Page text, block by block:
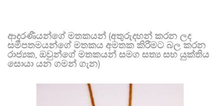
ආදරණීයන්ගේ මතකයන් (අතුරුදහන් කරන ලද
සමීපතමයන්ගේ මතකය අමතක කිරීමට බල කරන
රාජ්‍යක, ඔවුන්ගේ මතකයන් සමග සත්‍ය සහ යුක්තිය
සොයා යන ගමන් ගැන)